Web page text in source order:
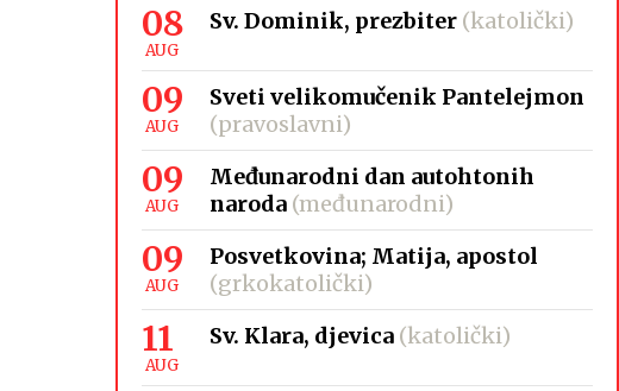
08
AUG
Sv. Dominik, prezbiter (katolički)
09
AUG
Sveti velikomučenik Pantelejmon
(pravoslavni)
09
AUG
Međunarodni dan autohtonih
naroda (međunarodni)
09
AUG
Posvetkovina; Matija, apostol
(grkokatolički)
11
AUG
Sv. Klara, djevica (katolički)